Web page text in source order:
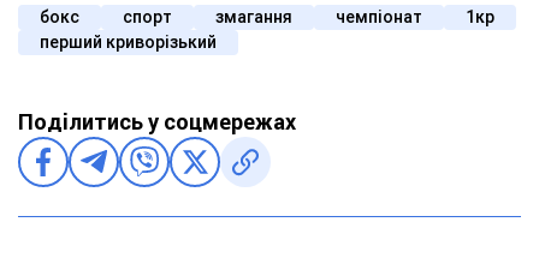
бокс спорт змагання чемпіонат
1кр
перший криворізький
Поділитись у соцмережах